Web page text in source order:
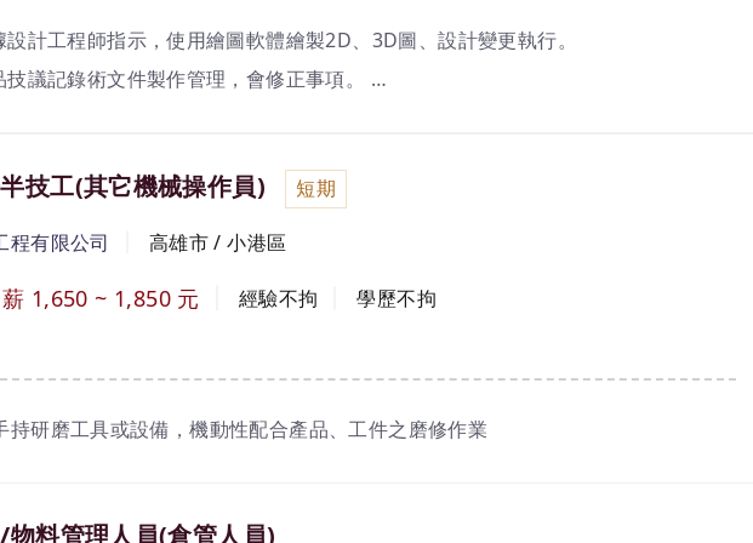
設計工程師指示，使用繪圖軟體繪製2D、3D圖、設計變更執行。
技議記錄術文件製作管理，會修正事項。
／3D模具設計圖、電腦繪圖軟體操作
技工(其它機械操作員) 短期
程有限公司 高雄市 / 小港區
1,650 ~ 1,850元 經驗不拘 學歷不拘
持研磨工具或設備，機動性配合產品、工件之磨修作業
物料管理人員(倉管人員)